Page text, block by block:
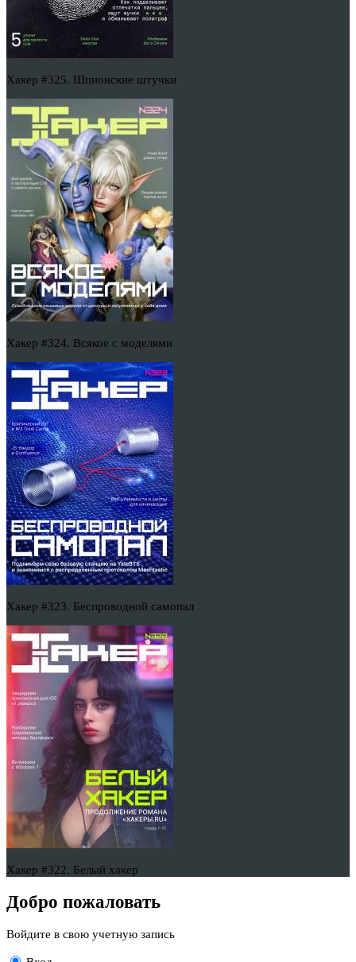
Хакер #325. Шпионские штучки
Хакер #324. Всякое с моделями
Хакер #323. Беспроводной самопал
Хакер #322. Белый хакер
Добро пожаловать
Войдите в свою учетную запись